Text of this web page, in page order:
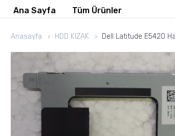
Ana Sayfa Tüm Ürünler
Anasayfa HDD KIZAK Dell Latitude E5420